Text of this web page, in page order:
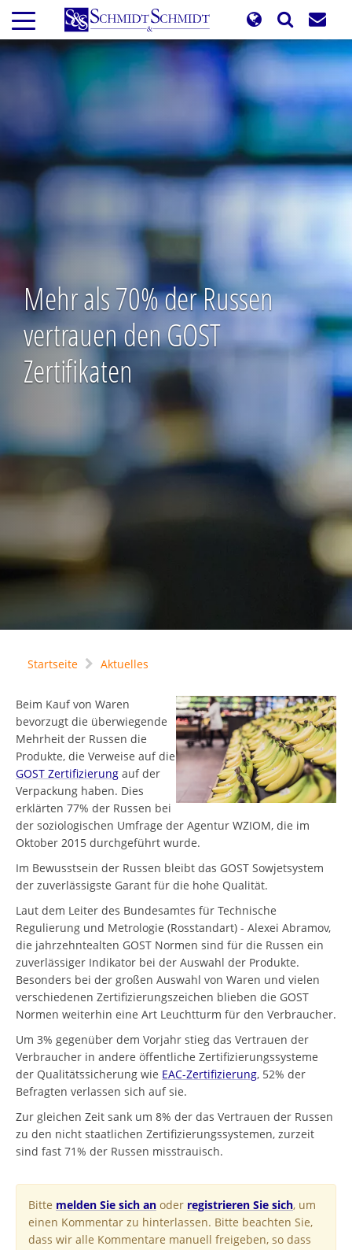
Direkt
zum
Inhalt
Mehr als 70% der Russen
vertrauen den GOST
Zertifikaten
Startseite Aktuelles
Beim Kauf von Waren
bevorzugt die überwiegende
Mehrheit der Russen die
Produkte, die Verweise auf die
GOST Zertifizierung auf der
Verpackung haben. Dies
erklärten 77% der Russen bei
der soziologischen Umfrage der Agentur WZIOM, die im
Oktober 2015 durchgeführt wurde.
Im Bewusstsein der Russen bleibt das GOST Sowjetsystem
der zuverlässigste Garant für die hohe Qualität.
Laut dem Leiter des Bundesamtes für Technische
Regulierung und Metrologie (Rosstandart) - Alexei Abramov,
die jahrzehntealten GOST Normen sind für die Russen ein
zuverlässiger Indikator bei der Auswahl der Produkte.
Besonders bei der großen Auswahl von Waren und vielen
verschiedenen Zertifizierungszeichen blieben die GOST
Normen weiterhin eine Art Leuchtturm für den Verbraucher.
Um 3% gegenüber dem Vorjahr stieg das Vertrauen der
Verbraucher in andere öffentliche Zertifizierungssysteme
der Qualitätssicherung wie EAC-Zertifizierung, 52% der
Befragten verlassen sich auf sie.
Zur gleichen Zeit sank um 8% der das Vertrauen der Russen
zu den nicht staatlichen Zertifizierungssystemen, zurzeit
sind fast 71% der Russen misstrauisch.
Bitte melden Sie sich an oder registrieren Sie sich, um
einen Kommentar zu hinterlassen. Bitte beachten Sie,
dass wir alle Kommentare manuell freigeben, so dass